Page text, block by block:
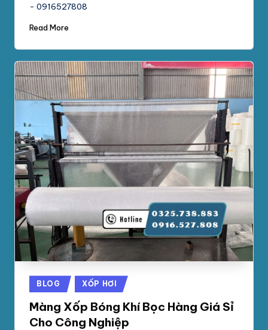
- 0916527808
Read More
Posted
in
BLOG XỐP HƠI
Màng Xốp Bóng Khí Bọc Hàng Giá Sỉ
Cho Công Nghiệp